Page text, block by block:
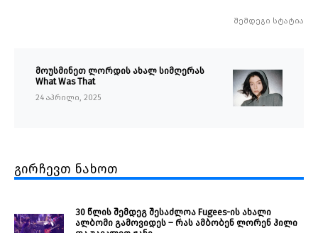
შემდეგი სტატია
მოუსმინეთ ლორდის ახალ სიმღერას
What Was That
24 აპრილი, 2025
გირჩევთ ნახოთ
30 წლის შემდეგ შესაძლოა Fugees-ის ახალი
ალბომი გამოვიდეს – რას ამბობენ ლორენ ჰილი